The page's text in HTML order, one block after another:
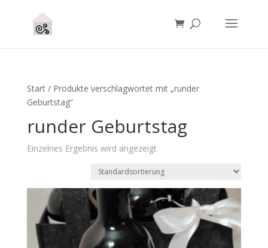
Start/ Produkte verschlagwortet mit „runder
Geburtstag“
runder Geburtstag
Einzelnes Ergebnis wird angezeigt